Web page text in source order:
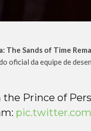
The Sands of Time
oficial da equipe de
Prince of